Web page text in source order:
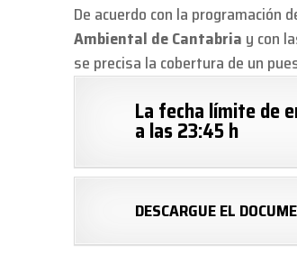
De acuerdo con la programación
Ambiental de Cantabria y con
se precisa la cobertura de un
La fecha límite de
a las 23:45 h
DESCARGUE EL